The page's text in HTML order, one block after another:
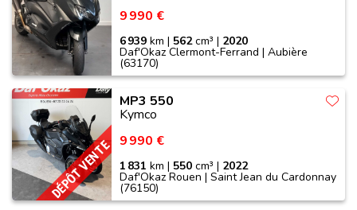
9 990 €
6 939 km |562cm³ | 2020
Daf'Okaz Clermont-Ferrand | Aubière
(63170)
DÉPÔT VENTE
MP3 550
Kymco
9 990 €
1 831 km |550 cm³ | 2022
Daf'Okaz Rouen | Saint Jean du Cardonnay
(76150)